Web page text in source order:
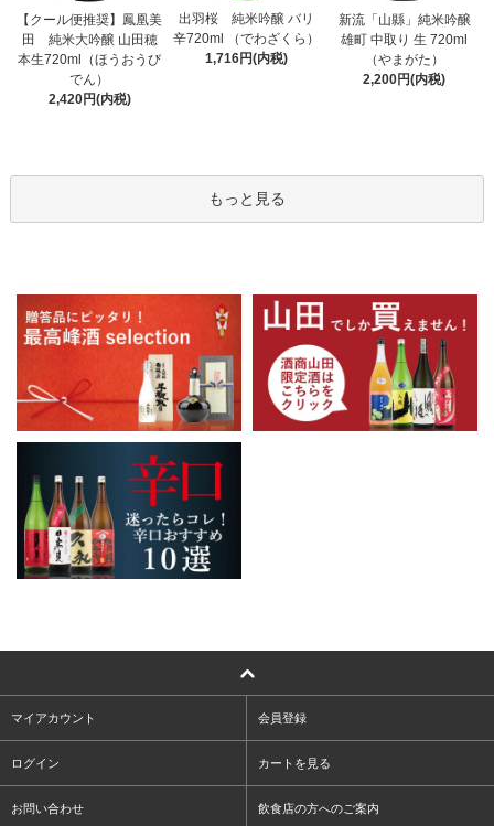
【クール便推奨】鳳凰美
田 純米大吟醸 山田穂
本生720ml（ほうおうび
でん）
2,420円(内税)
出羽桜 純米吟醸 バリ
辛720ml （でわざくら）
1,716円(内税)
新流「山縣」純米吟醸
雄町 中取り 生 720ml
（やまがた）
2,200円(内税)
もっと見る
マイアカウント 会員登録
ログイン カートを見る
お問い合わせ 飲食店の方へのご案内